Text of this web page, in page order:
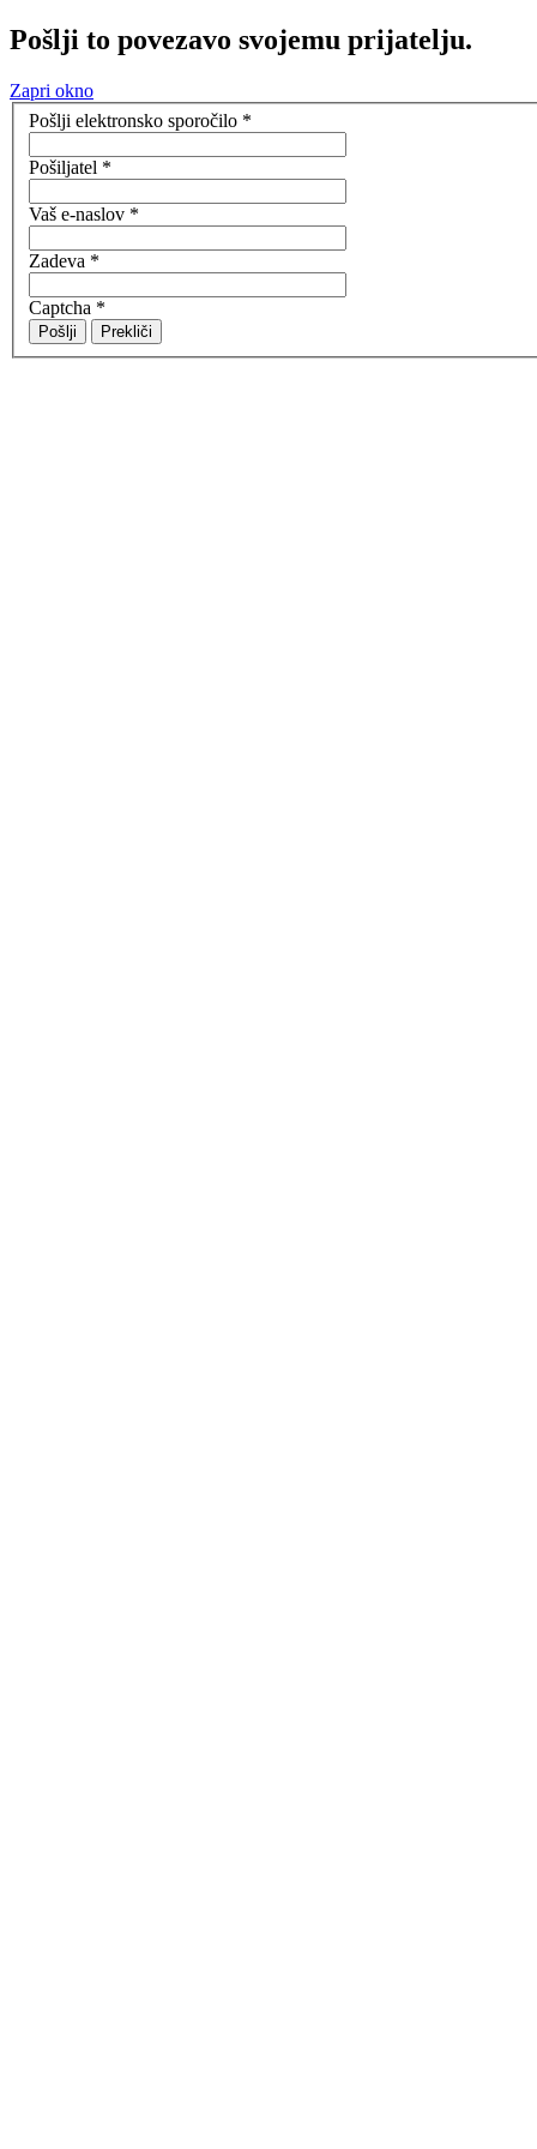
Pošlji to povezavo svojemu prijatelju.
Zapri okno
Pošlji elektronsko sporočilo *
Pošiljatel *
Vaš e-naslov *
Zadeva *
Captcha *
Pošlji Prekliči